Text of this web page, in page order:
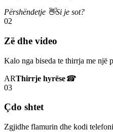
Përshëndetje 👋Si je sot?
02
Zë dhe video
Kalo nga biseda te thirrja me një
ARThirrje hyrëse☎
03
Çdo shtet
Zgjidhe flamurin dhe kodi